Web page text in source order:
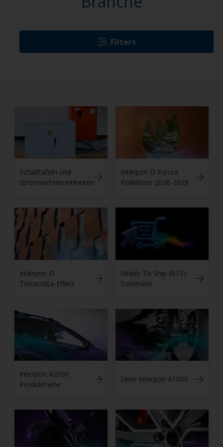
Filters
Schalttafeln und
Stromverteilereinheiten
Interpon D Futura
Kollektion 2026-2029
Interpon D
Terracotta-Effect
Ready To Ship (RTS)-
Sortiment
Interpon A2000
Produktreihe
Serie Interpon A1000